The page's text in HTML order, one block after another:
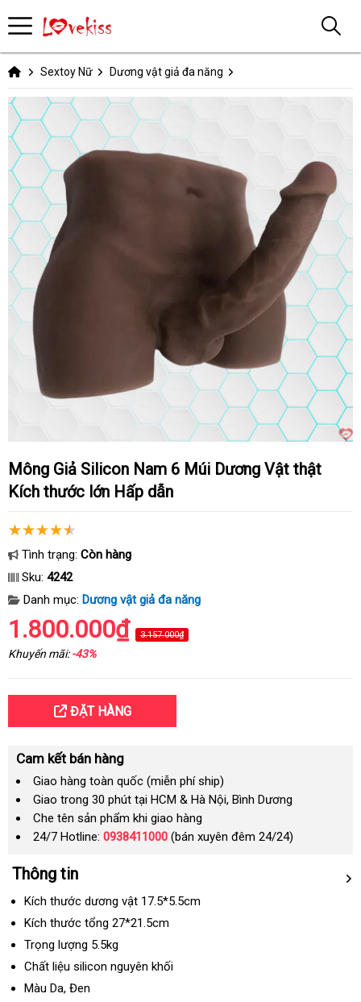
Sextoy Nữ Dương vật giả đa năng
Mông Giả Silicon Nam 6 Múi Dương Vật thật
Kích thước lớn Hấp dẫn
Tình trạng: Còn hàng
Sku: 4242
Danh mục: Dương vật giả đa năng
1.800.000₫ 3.157.000₫
Khuyến mãi:-43%
ĐẶT HÀNG
Cam kết bán hàng
Giao hàng toàn quốc (miễn phí ship)
Giao trong 30 phút tại HCM & Hà Nội, Bình Dương
Che tên sản phẩm khi giao hàng
24/7 Hotline: 0938411000 (bán xuyên đêm 24/24)
Thông tin
Kích thước dương vật 17.5*5.5cm
Kích thước tổng 27*21.5cm
Trọng lượng 5.5kg
Chất liệu silicon nguyên khối
Màu Daxách
, Đen